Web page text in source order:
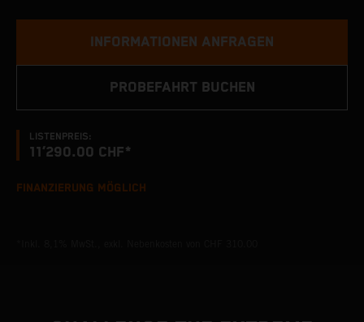
LISTENPREIS:
11’290.00 CHF*
INFORMATIONEN ANFRAGEN
PROBEFAHRT BUCHEN
FINANZIERUNG MÖGLICH